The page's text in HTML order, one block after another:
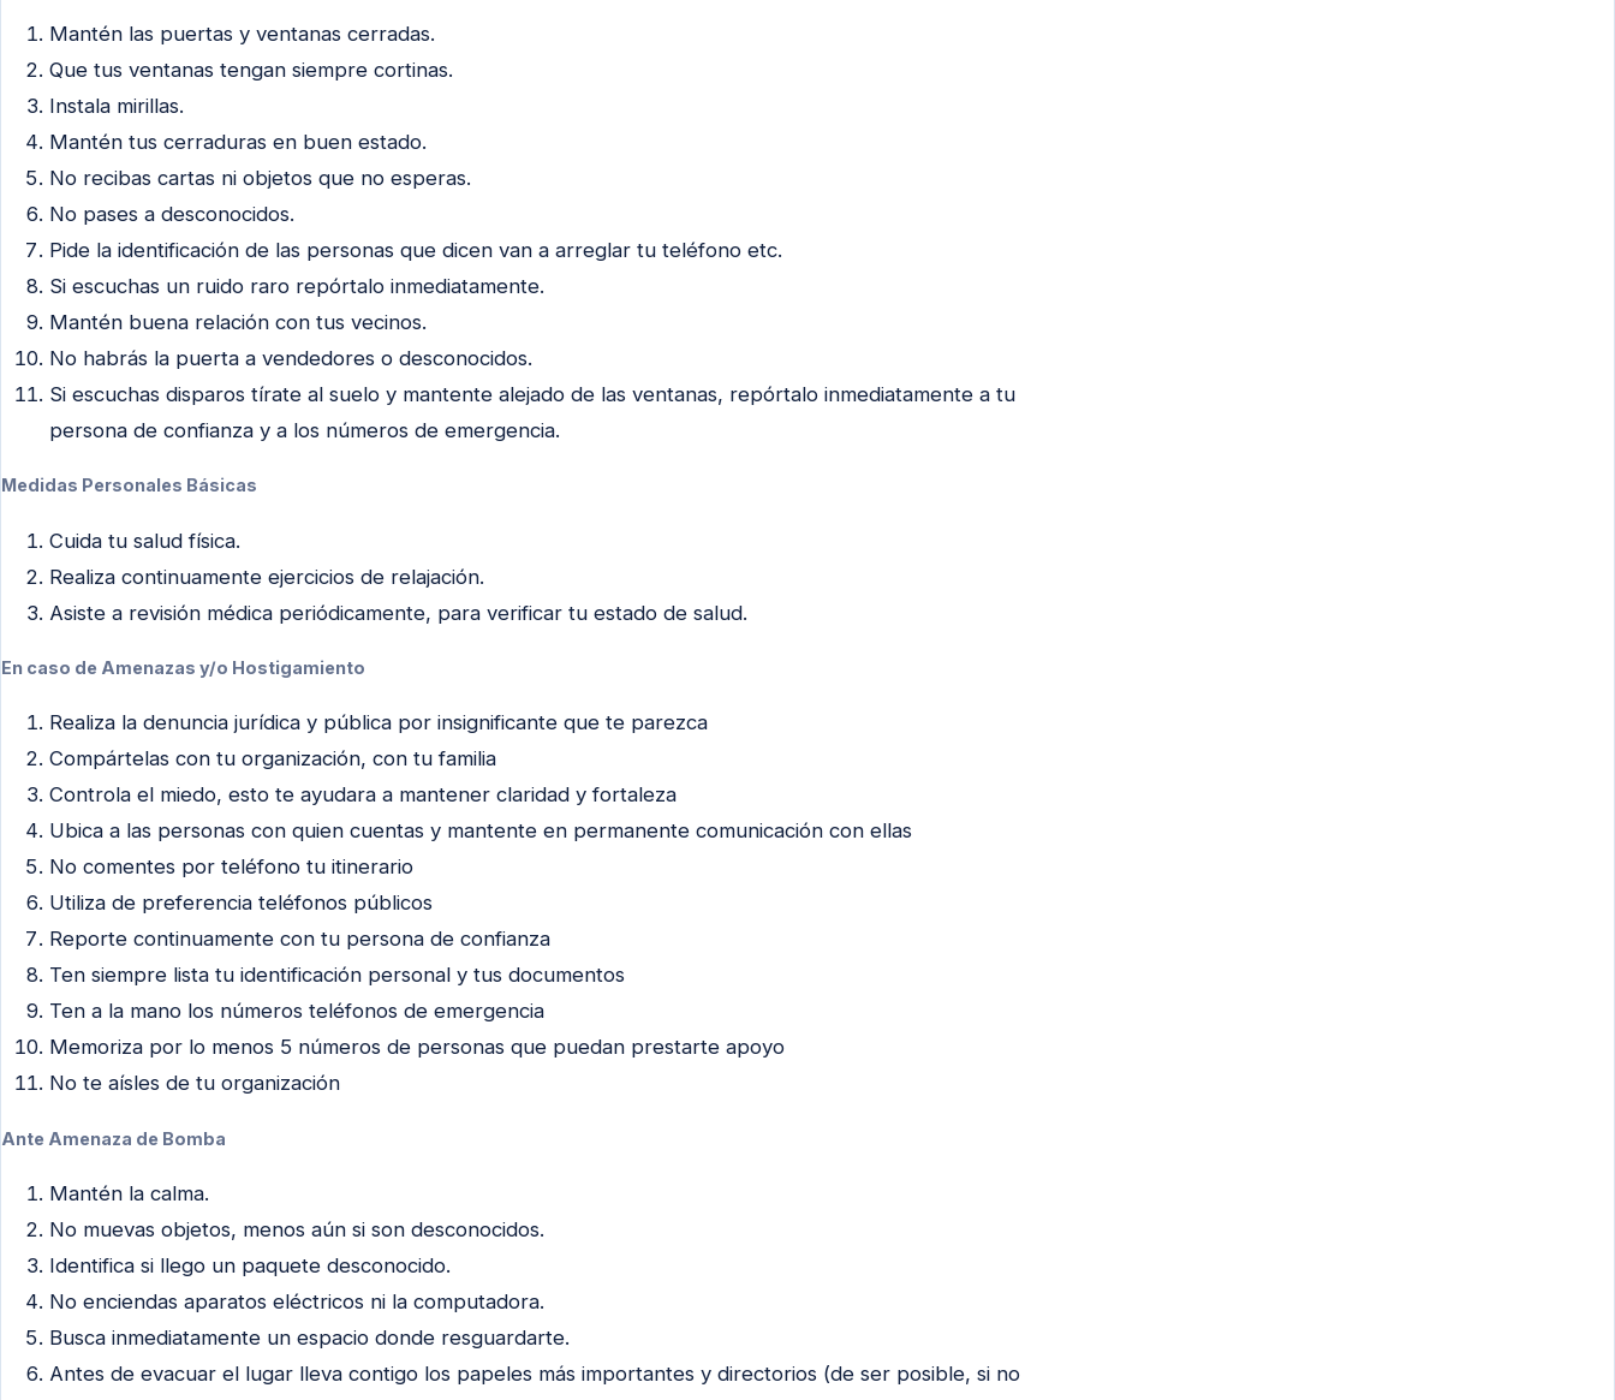
Mantén las puertas y ventanas cerradas.
Que tus ventanas tengan siempre cortinas.
Instala mirillas.
Mantén tus cerraduras en buen estado.
No recibas cartas ni objetos que no esperas.
No pases a desconocidos.
Pide la identificación de las personas que dicen van a arreglar tu teléfono etc.
Si escuchas un ruido raro repórtalo inmediatamente.
Mantén buena relación con tus vecinos.
No habrás la puerta a vendedores o desconocidos.
Si escuchas disparos tírate al suelo y mantente alejado de las ventanas, repórtalo inmediatamente a tu
persona de confianza y a los números de emergencia.
Medidas Personales Básicas
Cuida tu salud física.
Realiza continuamente ejercicios de relajación.
Asiste a revisión médica periódicamente, para verificar tu estado de salud.
En caso de Amenazas y/o Hostigamiento
Realiza la denuncia jurídica y pública por insignificante que te parezca
Compártelas con tu organización, con tu familia
Controla el miedo, esto te ayudara a mantener claridad y fortaleza
Ubica a las personas con quien cuentas y mantente en permanente comunicación con ellas
No comentes por teléfono tu itinerario
Utiliza de preferencia teléfonos públicos
Reporte continuamente con tu persona de confianza
Ten siempre lista tu identificación personal y tus documentos
Ten a la mano los números teléfonos de emergencia
Memoriza por lo menos 5 números de personas que puedan prestarte apoyo
No te aísles de tu organización
Ante Amenaza de Bomba
Mantén la calma.
No muevas objetos, menos aún si son desconocidos.
Identifica si llego un paquete desconocido.
No enciendas aparatos eléctricos ni la computadora.
Busca inmediatamente un espacio donde resguardarte.
Antes de evacuar el lugar lleva contigo los papeles más importantes y directorios (de ser posible, si no